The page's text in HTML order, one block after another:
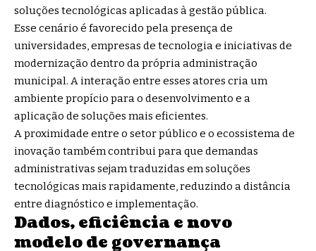
soluções tecnológicas aplicadas à gestão pública.
Esse cenário é favorecido pela presença de
universidades, empresas de tecnologia e iniciativas de
modernização dentro da própria administração
municipal. A interação entre esses atores cria um
ambiente propício para o desenvolvimento e a
aplicação de soluções mais eficientes.
A proximidade entre o setor público e o ecossistema de
inovação também contribui para que demandas
administrativas sejam traduzidas em soluções
tecnológicas mais rapidamente, reduzindo a distância
entre diagnóstico e implementação.
Dados, eficiência e novo
modelo de governança